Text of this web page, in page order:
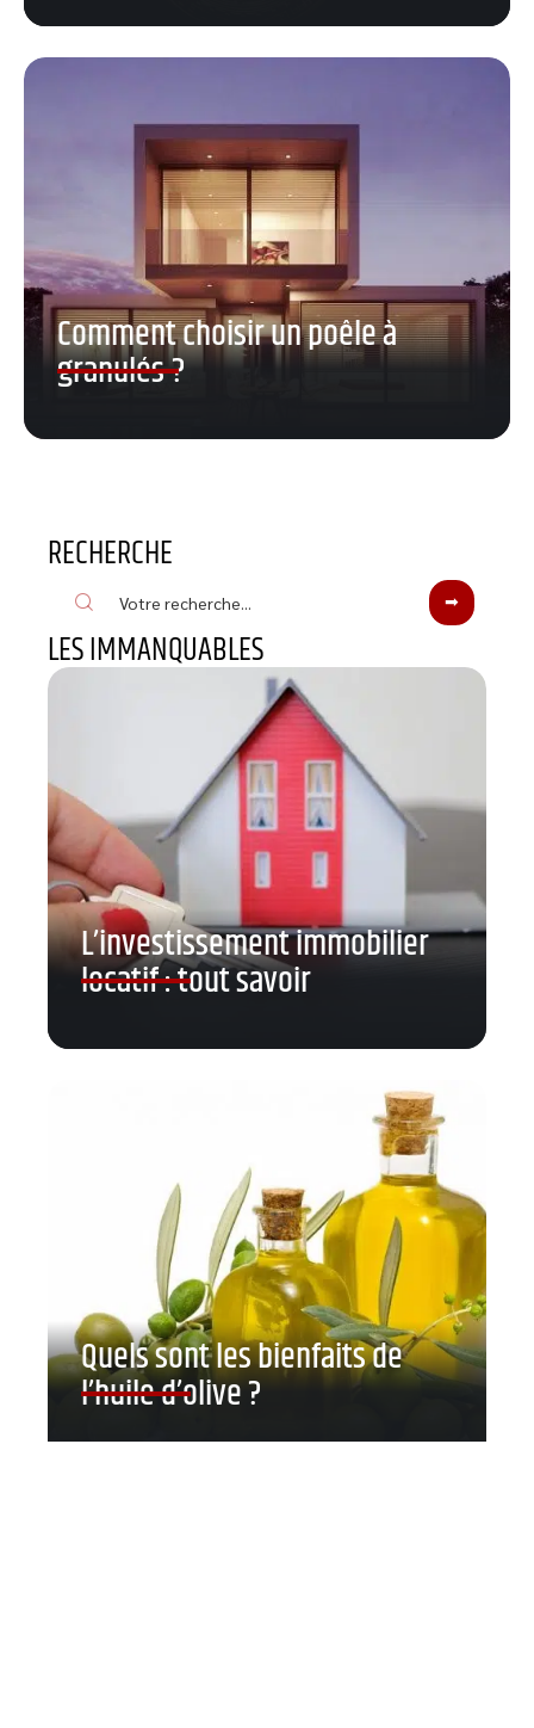
Comment choisir un poêle à
granulés ?
RECHERCHE
LES IMMANQUABLES
L’investissement immobilier
locatif : tout savoir
Quels sont les bienfaits de
l’huile d’olive ?